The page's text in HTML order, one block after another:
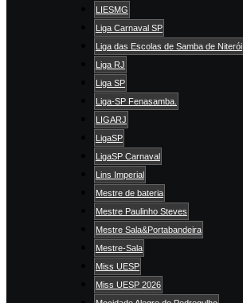
LIESMG
Liga Carnaval SP
Liga das Escolas de Samba de Niterói
Liga RJ
Liga SP
Liga-SP Fenasamba.
LIGARJ
LigaSP
LigaSP Carnaval
Lins Imperial
Mestre de bateria
Mestre Paulinho Steves
Mestre Sala&Portabandeira
Mestre-Sala
Miss UESP
Miss UESP 2026